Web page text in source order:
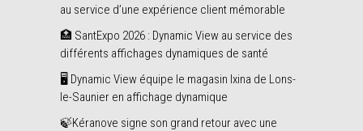
au service d’une expérience client mémorable
🏥 SantExpo 2026 : Dynamic View au service des
différents affichages dynamiques de santé
🖥️ Dynamic View équipe le magasin Ixina de Lons-
le-Saunier en affichage dynamique
🍃Kéranove signe son grand retour avec une